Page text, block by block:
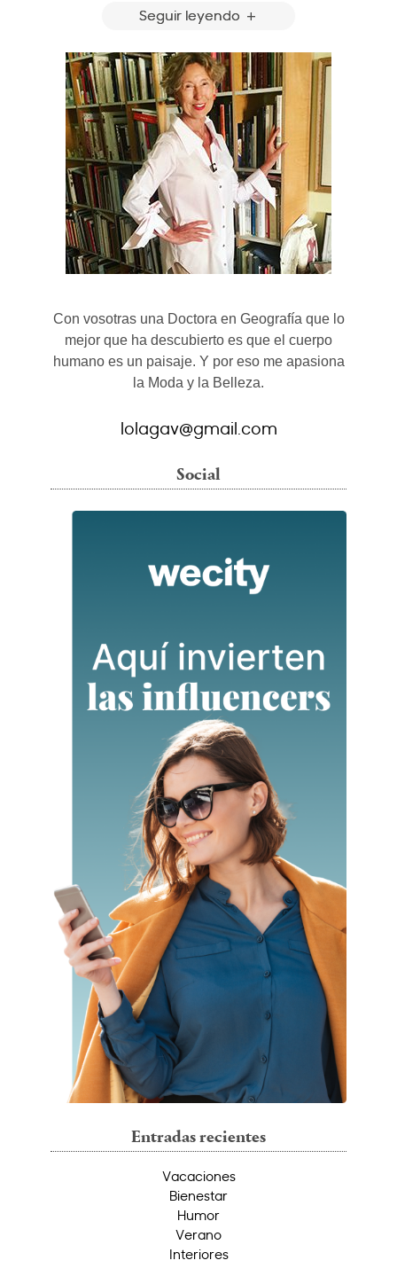
Seguir leyendo
Con vosotras una Doctora en Geografía que lo
mejor que ha descubierto es que el cuerpo
humano es un paisaje. Y por eso me apasiona
la Moda y la Belleza.
lolagav@gmail.com
Social
Entradas recientes
Vacaciones
Bienestar
Humor
Verano
Interiores